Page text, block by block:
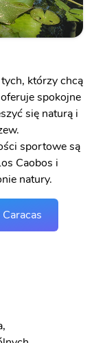
którzy chcą
spokojne
się naturą i
sportowe są
Caobos i
natury.